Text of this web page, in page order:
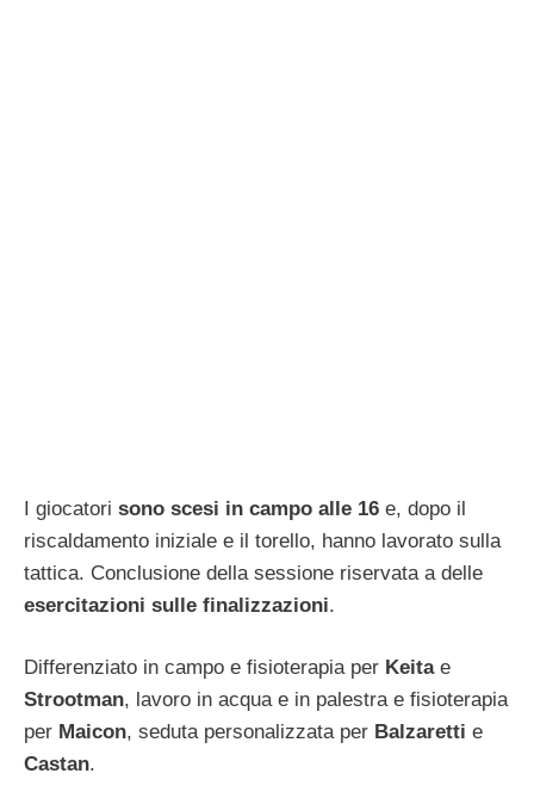
I giocatori sono scesi in campo alle 16 e, dopo il
riscaldamento iniziale e il torello, hanno lavorato sulla
tattica. Conclusione della sessione riservata a delle
esercitazioni sulle finalizzazioni.
Differenziato in campo e fisioterapia per Keitae
Strootman, lavoro in acqua e in palestra e fisioterapia
per Maicon, seduta personalizzata per Balzaretti e
Castan.